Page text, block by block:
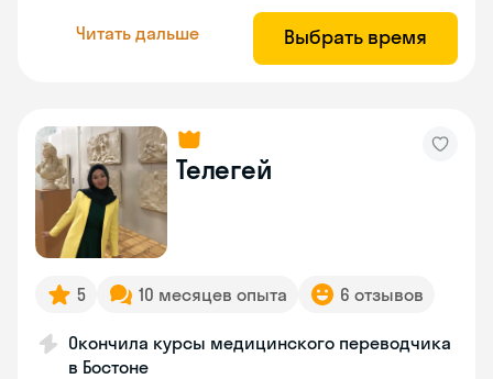
Читать дальше Выбрать время
Телегей
5 10 месяцев опыта 6 отзывов
Окончила курсы медицинского переводчика
в Бостоне